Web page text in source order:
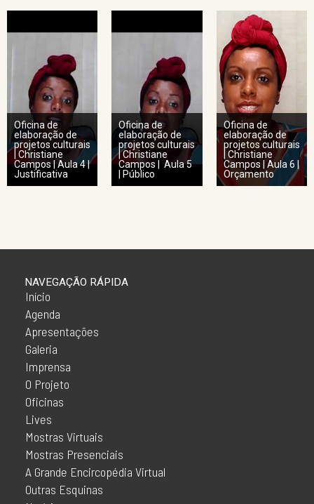
Oficina de
elaboração de
projetos culturais
| Christiane
Campos | Aula 4 |
Justificativa
Oficina de
elaboração de
projetos culturais
| Christiane
Campos | Aula 5
| Público
Oficina de
elaboração de
projetos culturais
| Christiane
Campos | Aula 6 |
Orçamento
Início
Agenda
Apresentações
Galeria
Imprensa
O Projeto
Oficinas
Lives
Mostras Virtuais
Mostras Presenciais
A Grande Encircopédia Virtual
Outras Esquinas
NAVEGAÇÃO RÁPIDA